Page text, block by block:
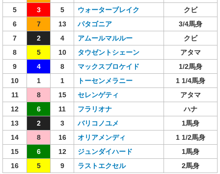
5
3 5 ウォーターブレイク
クビ
6
7 13 パタゴニア
3/4馬身
7
2 4 アムールマルルー
クビ
8
5 10 タウゼントシェーン
アタマ
9
4 8 マックスブロケイド
1/2馬身
10
1 1 トーセンメラニー
1 1/4馬身
11
8 15 セレンゲティ
アタマ
12
6 11 フラリオナ
ハナ
13
2 3 バリコノユメ
1馬身
14
8 16 オリアメンディ
1 1/2馬身
15
6 12 ジュンダイハード
1馬身
16
5 9 ラストエクセル 2馬身